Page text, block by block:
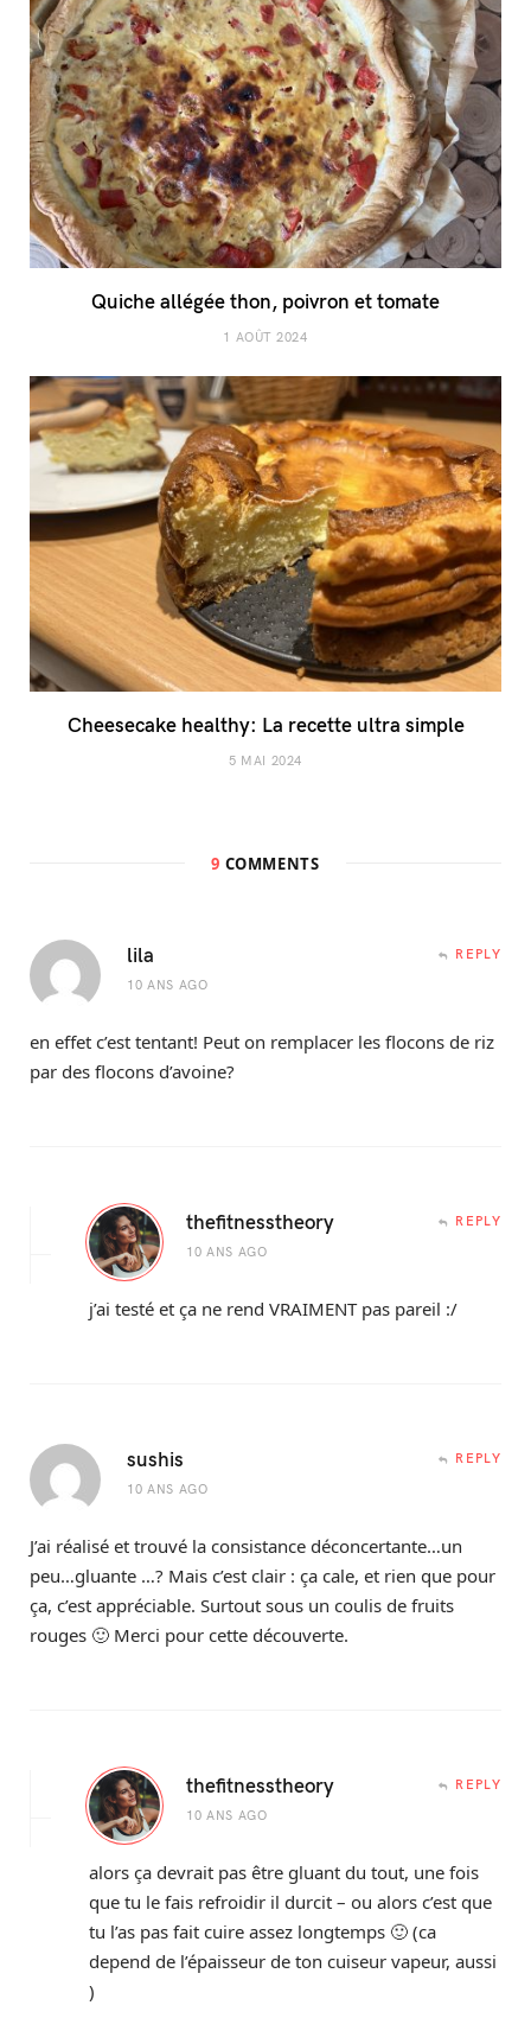
Quiche allégée thon, poivron et tomate
1 AOÛT 2024
Cheesecake healthy: La recette ultra simple
5 MAI 2024
9 COMMENTS
lila
10 ANS AGO
REPLY
en effet c’est tentant! Peut on remplacer les flocons de riz
par des flocons d’avoine?
thefitnesstheory
10 ANS AGO
REPLY
j’ai testé et ça ne rend VRAIMENT pas pareil :/
sushis
10 ANS AGO
REPLY
J’ai réalisé et trouvé la consistance déconcertante…un
peu…gluante …? Mais c’est clair : ça cale, et rien que pour
ça, c’est appréciable. Surtout sous un coulis de fruits
rouges 🙂 Merci pour cette découverte.
thefitnesstheory
10 ANS AGO
REPLY
alors ça devrait pas être gluant du tout, une fois
que tu le fais refroidir il durcit – ou alors c’est que
tu l’as pas fait cuire assez longtemps 🙂 (ca
depend de l’épaisseur de ton cuiseur vapeur, aussi
)